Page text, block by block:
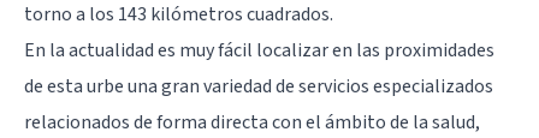
torno a los 143 kilómetros cuadrados.
En la actualidad es muy fácil localizar en las proximidades
de esta urbe una gran variedad de servicios especializados
relacionados de forma directa con el ámbito de la salud,